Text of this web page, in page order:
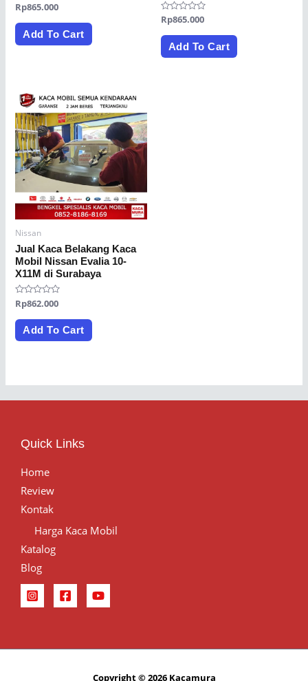
Rated
out
Rp865.000
Add To Cart
Rated
out
Rp865.000
Add To Cart
Nissan
Jual Kaca Belakang Kaca
Mobil Nissan Evalia 10-
X11M di Surabaya
Rated
0
out
Rp862.000
Add To Cart
Quick Links
Home
Review
Kontak
Harga Kaca Mobil
Katalog
Blog
Copyright © 2026 Kacamura